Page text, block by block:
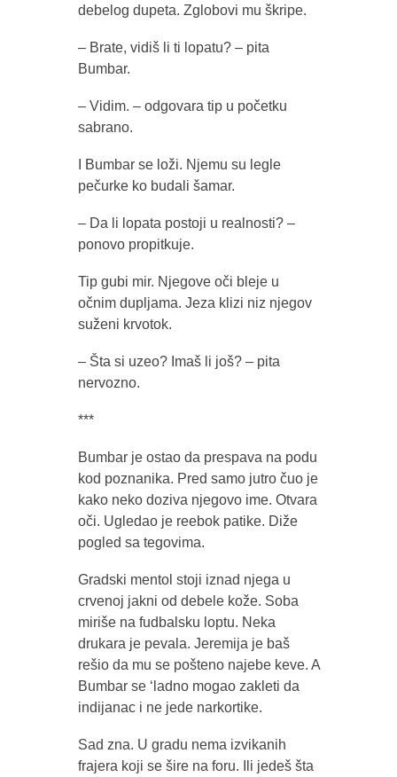
debelog dupeta. Zglobovi mu škripe.
– Brate, vidiš li ti lopatu? – pita
Bumbar.
– Vidim. – odgovara tip u početku
sabrano.
I Bumbar se loži. Njemu su legle
pečurke ko budali šamar.
– Da li lopata postoji u realnosti? –
ponovo propitkuje.
Tip gubi mir. Njegove oči bleje u
očnim dupljama. Jeza klizi niz njegov
suženi krvotok.
– Šta si uzeo? Imaš li još? – pita
nervozno.
***
Bumbar je ostao da prespava na podu
kod poznanika. Pred samo jutro čuo je
kako neko doziva njegovo ime. Otvara
oči. Ugledao je reebok patike. Diže
pogled sa tegovima.
Gradski mentol stoji iznad njega u
crvenoj jakni od debele kože. Soba
miriše na fudbalsku loptu. Neka
drukara je pevala. Jeremija je baš
rešio da mu se pošteno najebe keve. A
Bumbar se ‘ladno mogao zakleti da
indijanac i ne jede narkortike.
Sad zna. U gradu nema izvikanih
frajera koji se šire na foru. Ili jedeš šta